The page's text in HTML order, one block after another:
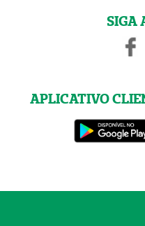
SIGA
APLICATIVO